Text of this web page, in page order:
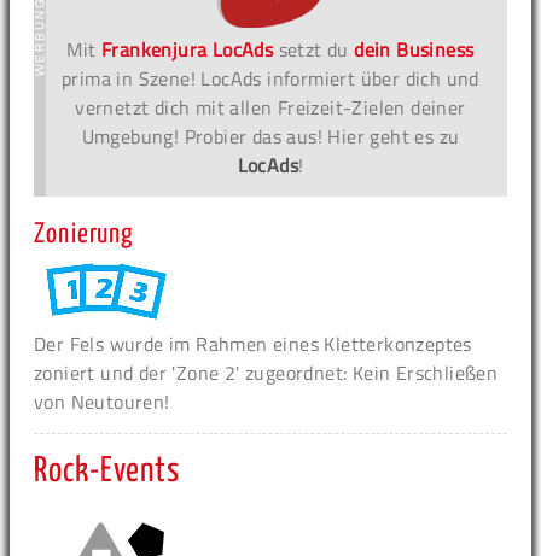
Mit Frankenjura LocAdssetzt dudein Business
prima in Szene! LocAds informiert über dich und
vernetzt dich mit allen Freizeit-Zielen deiner
Umgebung! Probier das aus! Hier geht es zu
LocAds!
Zonierung
Der Fels wurde im Rahmen eines Kletterkonzeptes
zoniert und der 'Zone 2' zugeordnet: Kein Erschließen
von Neutouren!
Rock-Events